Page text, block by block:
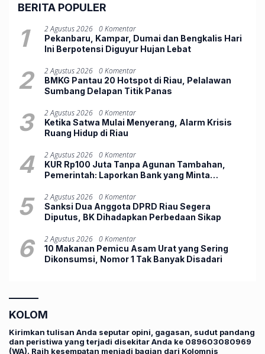
BERITA POPULER
1 2 Agustus 2026 0 Komentar
Pekanbaru, Kampar, Dumai dan Bengkalis Hari
Ini Berpotensi Diguyur Hujan Lebat
2 2 Agustus 2026 0 Komentar
BMKG Pantau 20 Hotspot di Riau, Pelalawan
Sumbang Delapan Titik Panas
3 2 Agustus 2026 0 Komentar
Ketika Satwa Mulai Menyerang, Alarm Krisis
Ruang Hidup di Riau
4 2 Agustus 2026 0 Komentar
KUR Rp100 Juta Tanpa Agunan Tambahan,
Pemerintah: Laporkan Bank yang Minta
5 2 Agustus 2026 0 Komentar
Sanksi Dua Anggota DPRD Riau Segera
Diputus, BK Dihadapkan Perbedaan Sikap
6 2 Agustus 2026 0 Komentar
10 Makanan Pemicu Asam Urat yang Sering
Dikonsumsi, Nomor 1 Tak Banyak Disadari
KOLOM
Kirimkan tulisan Anda seputar opini, gagasan, sudut pandang
dan peristiwa yang terjadi disekitar Anda ke 089603080969
(WA). Raih kesempatan menjadi bagian dari Kolomnis